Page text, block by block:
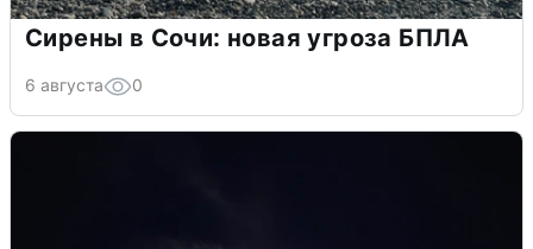
Сирены в Сочи: новая угроза БПЛА
6 августа 0